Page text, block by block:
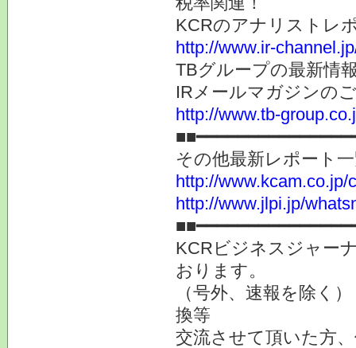
KCRのアナリストレ
http://www.ir-
TBグループの最新情
IRメールマガジンの
http://www.tb-
その他最新レポート
http://www.kcam.co.jp/
http://www.jlpi.jp/
KCRビジネスジャー
おります。
（号外、速報を除く
換等
交流させて頂いた方